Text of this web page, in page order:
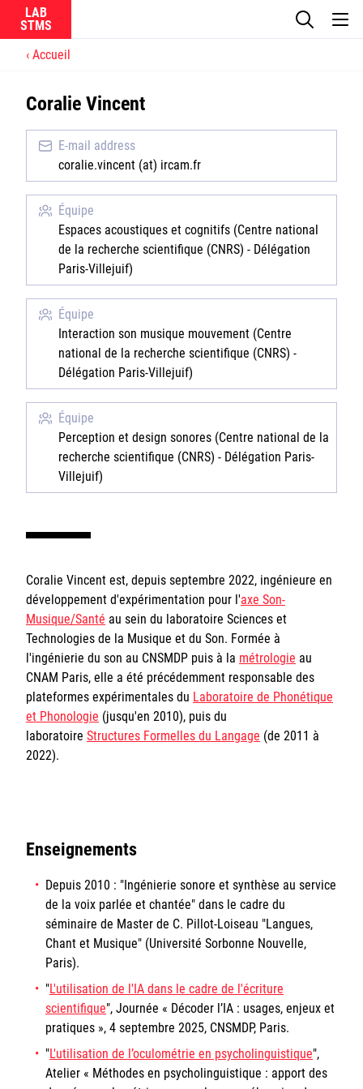
LAB
Ircam
CNRS
Sorbonne Université
Ministère de la Culture
Rester informé
Offres d'emplois/stages
Login/Signup
La recherche
Actualités
Équipes
Accueil
Coralie Vincent
E-mail address
coralie.vincent (at) ircam.fr
Équipe
Espaces acoustiques et cognitifs (Centre national
de la recherche scientifique (CNRS) - Délégation
Paris-Villejuif)
Équipe
Interaction son musique mouvement (Centre
national de la recherche scientifique (CNRS) -
Délégation Paris-Villejuif)
Équipe
Perception et design sonores (Centre national de la
recherche scientifique (CNRS) - Délégation Paris-
Villejuif)
Coralie Vincent est, depuis septembre 2022, ingénieure en
développement d'expérimentation pour l'axe Son-
Musique/Santé au sein du laboratoire Sciences et
Technologies de la Musique et du Son. Formée à
l'ingénierie du son au CNSMDP puis à la métrologie au
CNAM Paris, elle a été précédemment responsable des
plateformes expérimentales du Laboratoire de Phonétique
et Phonologie (jusqu'en 2010), puis du
laboratoire Structures Formelles du Langage (de 2011 à
2022).
Enseignements
Depuis 2010 : "Ingénierie sonore et synthèse au service
de la voix parlée et chantée" dans le cadre du
séminaire de Master de C. Pillot-Loiseau "Langues,
Chant et Musique" (Université Sorbonne Nouvelle,
Paris).
"L'utilisation de l'IA dans le cadre de l'écriture
scientifique", Journée « Décoder l’IA : usages, enjeux et
pratiques », 4 septembre 2025, CNSMDP, Paris.
"L'utilisation de l’oculométrie en psycholinguistique",
Atelier « Méthodes en psycholinguistique : apport des